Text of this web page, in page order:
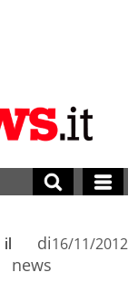
di
news
il 16/11/2012